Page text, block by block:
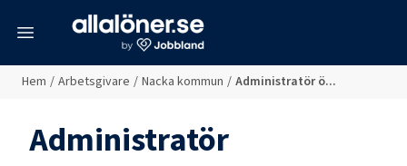
Hem / Arbetsgivare / Nacka kommun / Administratör ö...
Administratör